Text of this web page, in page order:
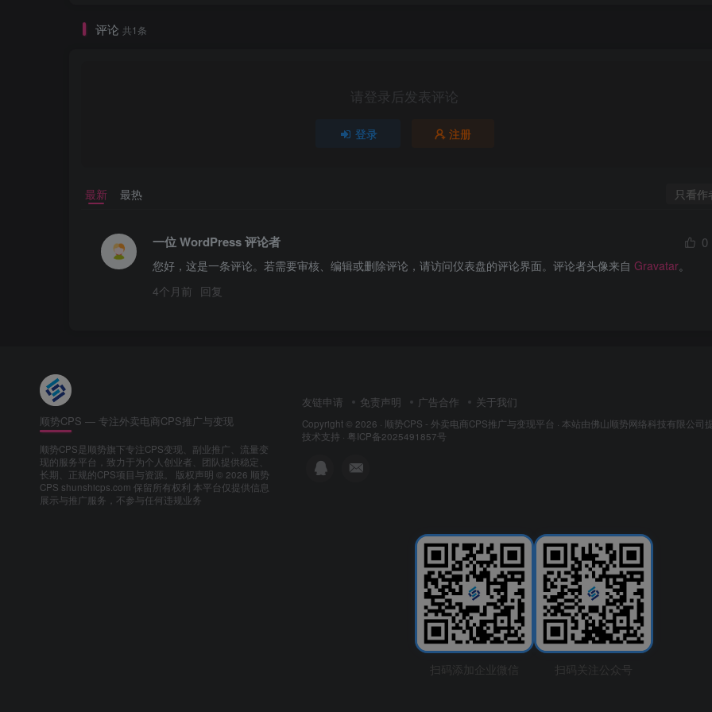
评论 共1条
请登录后发表评论
登录 注册
最新 最热 只看作
一位 WordPress 评论者 0
您好，这是一条评论。若需要审核、编辑或删除评论，请访问仪表盘的评论界面。评论者头像来自 Gravatar。
4个月前 回复
顺势CPS — 专注外卖电商CPS推广与变现
顺势CPS是顺势旗下专注CPS变现、副业推广、流量变
现的服务平台，致力于为个人创业者、团队提供稳定、
长期、正规的CPS项目与资源。 版权声明 © 2026 顺势
CPS shunshicps.com 保留所有权利 本平台仅提供信息
展示与推广服务，不参与任何违规业务
友链申请 免责声明 广告合作 关于我们
Copyright © 2026 · 顺势CPS - 外卖电商CPS推广与变现平台 · 本站由佛山顺势网络科技有限公司
技术支持 · 粤ICP备2025491857号
扫码添加企业微信 扫码关注公众号